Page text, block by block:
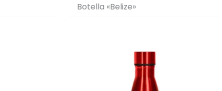
Botella «Belize»